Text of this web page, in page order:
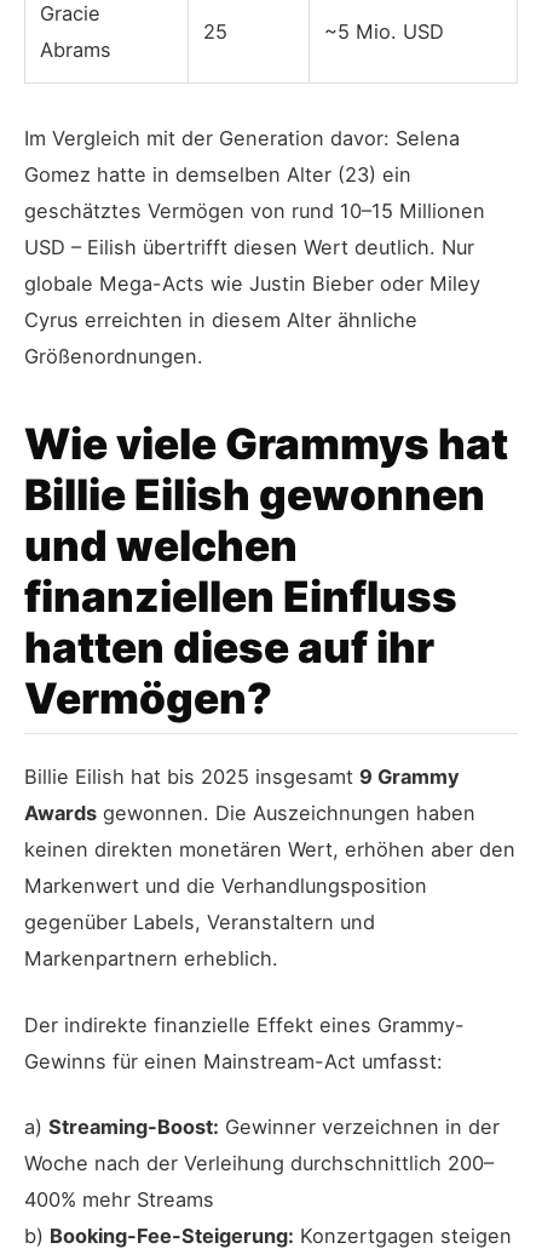
Gracie
Abrams
25 ~5 Mio. USD
Im Vergleich mit der Generation davor: Selena
Gomez hatte in demselben Alter (23) ein
geschätztes Vermögen von rund 10–15 Millionen
USD – Eilish übertrifft diesen Wert deutlich. Nur
globale Mega-Acts wie Justin Bieber oder Miley
Cyrus erreichten in diesem Alter ähnliche
Größenordnungen.
Wie viele Grammys hat
Billie Eilish gewonnen
und welchen
finanziellen Einfluss
hatten diese auf ihr
Vermögen?
Billie Eilish hat bis 2025 insgesamt 9 Grammy
Awards gewonnen. Die Auszeichnungen haben
keinen direkten monetären Wert, erhöhen aber den
Markenwert und die Verhandlungsposition
gegenüber Labels, Veranstaltern und
Markenpartnern erheblich.
Der indirekte finanzielle Effekt eines Grammy-
Gewinns für einen Mainstream-Act umfasst:
a) Streaming-Boost: Gewinner verzeichnen in der
Woche nach der Verleihung durchschnittlich 200–
400% mehr Streams
b) Booking-Fee-Steigerung: Konzertgagen steigen